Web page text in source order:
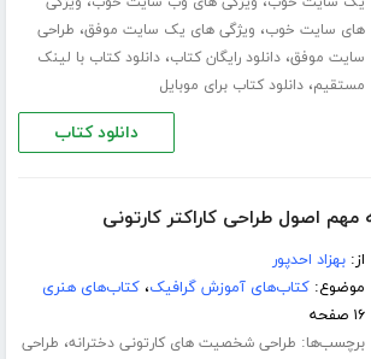
های سایت خوب، ویژگی های یک سایت موفق، طراحی
سایت موفق،دانلود رایگان کتاب،دانلود کتاب با لینک
مستقیم،دانلود کتاب برای موبایل
دانلود کتاب
از:بهزاد احدپور
موضوع:کتاب‌های آموزش گرافیک،کتاب‌های هنری
۱۶ صفحه
برچسب‌ها: طراحی شخصیت های کارتونی دخترانه، طراحی